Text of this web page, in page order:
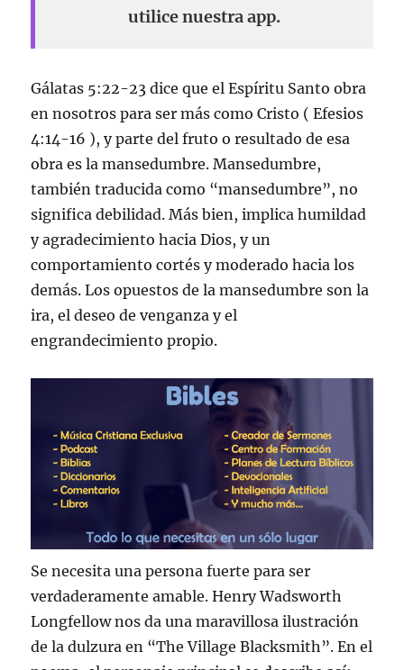
utilice nuestra app.
Gálatas 5:22-23 dice que el Espíritu Santo obra
en nosotros para ser más como Cristo ( Efesios
4:14-16 ), y parte del fruto o resultado de esa
obra es la mansedumbre. Mansedumbre,
también traducida como “mansedumbre”, no
significa debilidad. Más bien, implica humildad
y agradecimiento hacia Dios, y un
comportamiento cortés y moderado hacia los
demás. Los opuestos de la mansedumbre son la
ira, el deseo de venganza y el
engrandecimiento propio.
Se necesita una persona fuerte para ser
verdaderamente amable. Henry Wadsworth
Longfellow nos da una maravillosa ilustración
de la dulzura en “The Village Blacksmith”. En el